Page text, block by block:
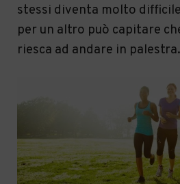
stessi diventa molto
per un altro può capitare
riesca ad andare in palestra.